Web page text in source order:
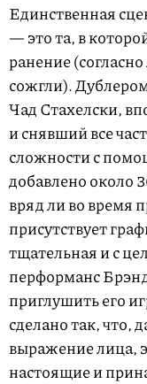
Единственная
— это та, в
ранение
сожгли).
Чад Стахелски,
и снявший все
сложности с
добавлено около
вряд ли во время
присутствует
тщательная и с
перформанс
приглушить его
сделано так, что,
выражение лица,
настоящие и